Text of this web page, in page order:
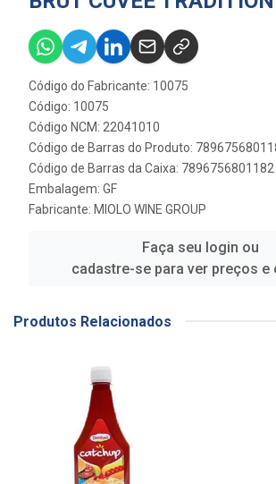
Código do Fabricante: 10075
Código: 10075
Código NCM: 22041010
Código de Barras do Produto:
Código de Barras da Caixa: 7896756801182
Embalagem: GF
Fabricante: MIOLO WINE GROUP
Faça seu login ou
cadastre-se para ver preços e
Produtos Relacionados